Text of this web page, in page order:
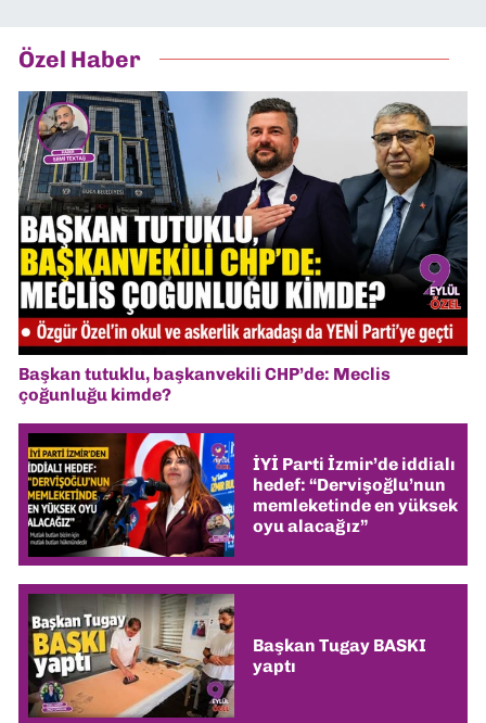
Özel Haber
Başkan tutuklu, başkanvekili CHP’de: Meclis
çoğunluğu kimde?
İYİ Parti İzmir’de iddialı
hedef: “Dervişoğlu’nun
memleketinde en yüksek
oyu alacağız”
Başkan Tugay BASKI
yaptı